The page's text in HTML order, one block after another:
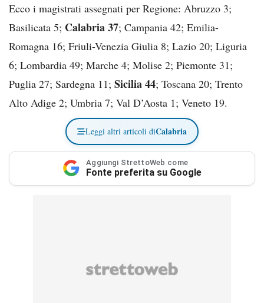
Ecco i magistrati assegnati per Regione: Abruzzo 3;
Basilicata 5; Calabria 37; Campania 42; Emilia-
Romagna 16; Friuli-Venezia Giulia 8; Lazio 20; Liguria
6; Lombardia 49; Marche 4; Molise 2; Piemonte 31;
Puglia 27; Sardegna 11; Sicilia 44; Toscana 20; Trento
Alto Adige 2; Umbria 7; Val D’Aosta 1; Veneto 19.
Leggi altri articoli diCalabria
Aggiungi StrettoWeb come
Fonte preferita su Google